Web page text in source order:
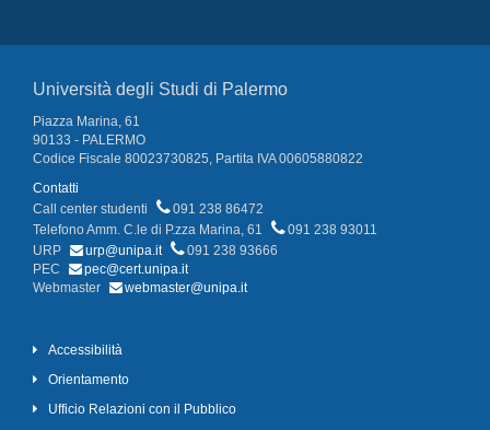
Università degli Studi di Palermo
Piazza Marina, 61
90133 - PALERMO
Codice Fiscale 80023730825, Partita IVA 00605880822
Contatti
Call center studenti
091 238 86472
Telefono Amm. C.le di P.zza Marina, 61
091 238 93011
URP
urp@unipa.it
091 238 93666
PEC
pec@cert.unipa.it
Webmaster
webmaster@unipa.it
Accessibilità
Orientamento
Ufficio Relazioni con il Pubblico